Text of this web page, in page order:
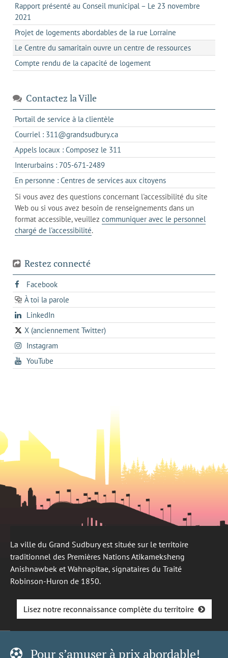
Rapport présenté au Conseil municipal – Le 23 novembre
2021
Projet de logements abordables de la rue Lorraine
Le Centre du samaritain ouvre un centre de ressources
Compte rendu de la capacité de logement
Contactez la Ville
Portail de service à la clientèle
dans
un
nouvel
Courriel : 311@grandsudbury.cas'ouvre
dans
votre
de
messagerie
Appels locaux : Composez le 311
dans
un
client
de
votre
téléphone
Interurbains : 705-671-2489s'ouvre
dans
un
client
de
votre
En personne : Centres de services aux citoyenss'ouvre
dans
l'onglet
actuel
Si vous avez des questions concernant l'accessibilité du site
Web ou si vous avez besoin de renseignements dans un
format accessible, veuillez communiquer avec le personnel
chargé de l'accessibilité.
Restez connecté
Facebooks'ouvre
dans
un
onglet
À toi la parole
opens
in
a
new
tab
LinkedInopens
in
a
new
X (anciennement Twitter)
s'ouvre
dans
un
nouvel
Instagrams'ouvre
dans
un
YouTube
dans
La ville du Grand Sudbury est située sur le territoire
traditionnel des Premières Nations Atikameksheng
Anishnawbek et Wahnapitae, signataires du Traité
Robinson-Huron de 1850.
Lisez notre reconnaissance complète du territoire
Pour s’amuser à prix abordable!